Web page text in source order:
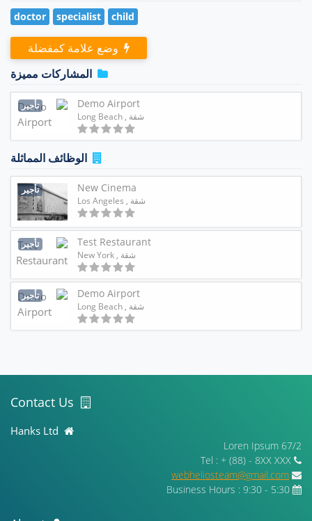
doctor specialist child
وضع علامة كمفضلة
المشاركات مميزة
تأجير Demo Airport
شقة , Long Beach
الوظائف المماثلة
تأجير New Cinema
شقة , Los Angeles
تأجير Test Restaurant
شقة , New York
تأجير Demo Airport
شقة , Long Beach
67/2 Loren Ipsum
webheliosteam@gmail.com